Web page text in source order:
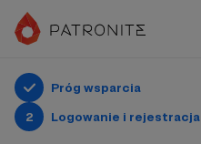
Próg wsparcia
2
Logowanie i rejestracja